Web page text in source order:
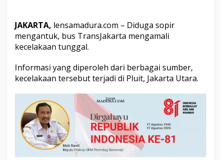
a
n
T
u
g
g
a
l
I
e
n
JAKARTA, lensamadura.com – Diduga sopir
mengantuk, bus TransJakarta mengamali
kecelakaan tunggal.
Informasi yang diperoleh dari berbagai sumber,
kecelakaan tersebut terjadi di Pluit, Jakarta Utara.